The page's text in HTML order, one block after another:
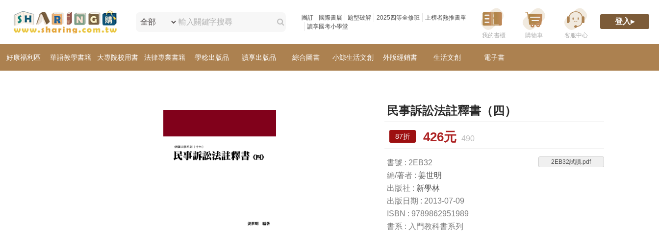
團訂 國際書展 題型破解 2025四等全修班
上榜者熱推書單
讀享國考小學堂
登入▸
好康福利區 華語教學書籍 大專院校用書 法律專業書籍 學稔出版品 讀享出版品 綜合圖書 小鯨生活文創 外版經銷書 生活文創 電子書
民事訴訟法註釋書（四）
87折 426元 490
書號 : 2EB32
編/著者 : 姜世明
出版社 : 新學林
出版日期 : 2013-07-09
ISBN : 9789862951989
書系 : 入門教科書系列
2EB32試讀.pdf